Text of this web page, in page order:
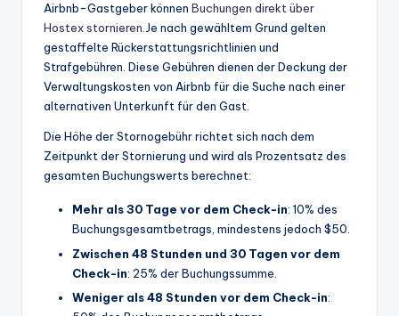
Airbnb-Gastgeber können Buchungen direkt über
Hostex stornieren.Je nach gewähltem Grund gelten
gestaffelte Rückerstattungsrichtlinien und
Strafgebühren. Diese Gebühren dienen der Deckung der
Verwaltungskosten von Airbnb für die Suche nach einer
alternativen Unterkunft für den Gast.
Die Höhe der Stornogebühr richtet sich nach dem
Zeitpunkt der Stornierung und wird als Prozentsatz des
gesamten Buchungswerts berechnet:
Mehr als 30 Tage vor dem Check-in: 10% des
Buchungsgesamtbetrags, mindestens jedoch $50.
Zwischen 48 Stunden und 30 Tagen vor dem
Check-in: 25% der Buchungssumme.
Weniger als 48 Stunden vor dem Check-in: